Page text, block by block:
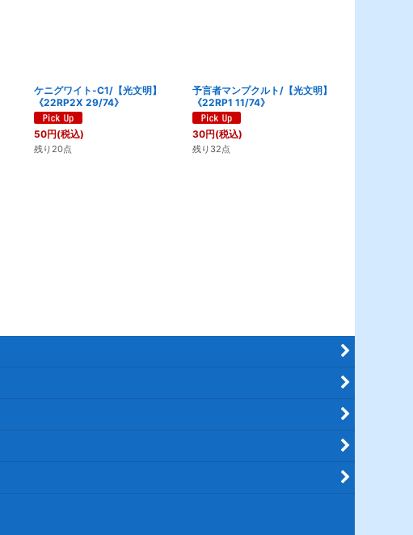
ケニグワイト-C1/【光文明】
《22RP2X 29/74》
50円(税込)
残り20点
予言者マンプクルト/【光文明】
《22RP1 11/74》
30円(税込)
残り32点